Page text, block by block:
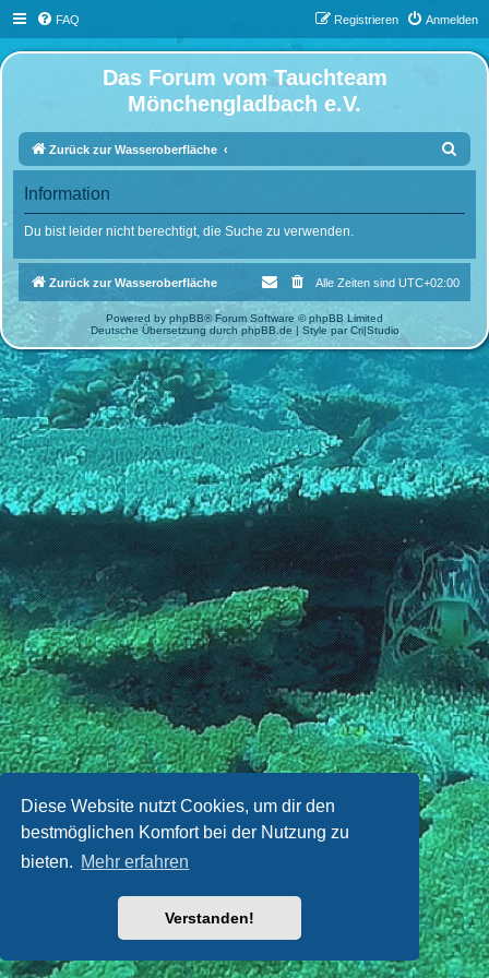
Diese Website nutzt Cookies, um dir den
bestmöglichen Komfort bei der Nutzung zu
bieten. Mehr erfahren
Verstanden!
FAQ Anmelden
Registrieren
Das Forum vom Tauchteam
Mönchengladbach e.V.
Zurück zur Wasseroberfläche
u
Information
Du bist leider nicht berechtigt, die Suche zu verwenden.
Zurück zur Wasseroberfläche Alle Zeiten sind UTC+02:00
Powered by phpBB® Forum Software © phpBB Limited
Deutsche Übersetzung durch phpBB.de | Style par Cri|Studio